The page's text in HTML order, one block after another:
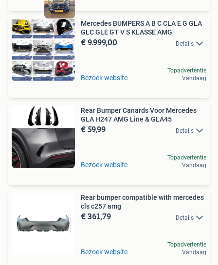
Mercedes BUMPERS A B C CLA E G GLA
GLC GLE GT V S KLASSE AMG
€ 9.999,00 Details
Bezoek website
Topadvertentie
Vandaag
Rear Bumper Canards Voor Mercedes
GLA H247 AMG Line & GLA45
€ 59,99 Details
Bezoek website
Topadvertentie
Vandaag
Rear bumper compatible with mercedes
cls c257 amg
€ 361,79 Details
Bezoek website
Topadvertentie
Vandaag